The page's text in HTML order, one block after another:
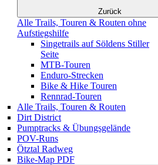
Zurück
Alle Trails, Touren & Routen ohne
Aufstiegshilfe
Singetrails auf Söldens Stiller
Seite
MTB-Touren
Enduro-Strecken
Bike & Hike Touren
Rennrad-Touren
Alle Trails, Touren & Routen
Dirt District
Pumptracks & Übungsgelände
POV-Runs
Ötztal Radweg
Bike-Map PDF